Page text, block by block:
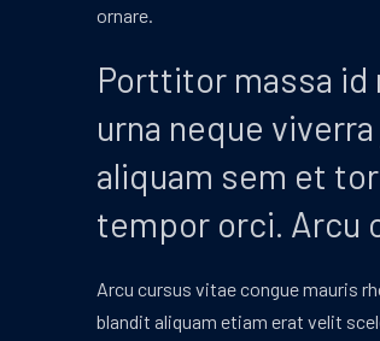
ornare.
Porttitor massa id
urna neque
aliquam sem et
tempor orci. Arcu
Arcu cursus vitae congue mauris
blandit aliquam etiam erat velit